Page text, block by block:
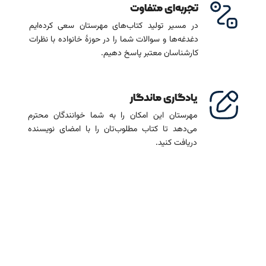
تجربه‌ای متفاوت
در مسیر تولید کتاب‌های مهرستان سعی کرده‌ایم
دغدغه‌ها و سوالات شما را در حوزۀ خانواده با نظرات
کارشناسان معتبر پاسخ دهیم.
یادگاری ماندگار
مهرستان این امکان را به شما خوانندگان محترم
می‌دهد تا کتاب مطلوب‌تان را با امضای نویسنده
دریافت کنید.